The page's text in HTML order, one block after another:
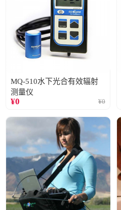
MQ-510水下光合有效辐射
测量仪
¥0 ¥0